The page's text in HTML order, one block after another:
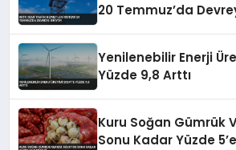
20 Temmuz’da
Yenilenebilir Enerji
Yüzde 9,8 Arttı
Kuru Soğan Gümrük
Sonu Kadar Yüzde